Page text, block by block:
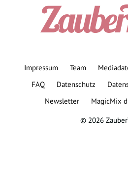
Impressum Team
FAQ
Datenschutz
Newsletter
MagicMix
© 2026